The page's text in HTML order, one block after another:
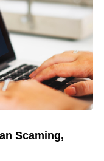
Scaming,